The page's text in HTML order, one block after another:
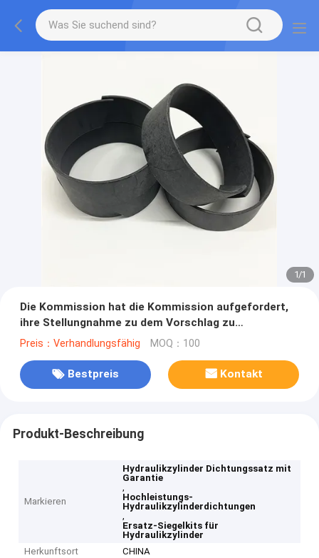
1/1
Die Kommission hat die Kommission aufgefordert,
ihre Stellungnahme zu dem Vorschlag zu
unterbreiten.
Preis：Verhandlungsfähig MOQ：100
Bestpreis Kontakt
Produkt-Beschreibung
Markieren
Hydraulikzylinder Dichtungssatz mit
Garantie
,
Hochleistungs-
Hydraulikzylinderdichtungen
,
Ersatz-Siegelkits für
Hydraulikzylinder
Herkunftsort
CHINA